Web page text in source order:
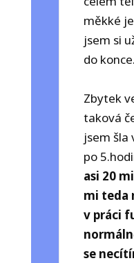
měkké
jsem si
do konce.
Zbytek
taková
jsem šla
po
asi 20
mi teda
v práci
se